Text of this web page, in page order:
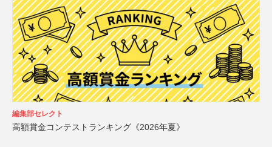
編集部セレクト
高額賞金コンテストランキング《2026年夏》